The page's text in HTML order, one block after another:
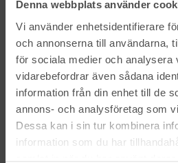
Denna webbplats använder
Vi använder enhetsidentifierare
och annonserna till användarna,
för sociala medier och analysera
vidarebefordrar även sådana
information från din enhet till de
annons- och analysföretag som
Dessa kan i sin tur kombinera
information som du har
samlat in när du har använt
LinkedIn
Navigation
Våra maskiner
Våra depåer